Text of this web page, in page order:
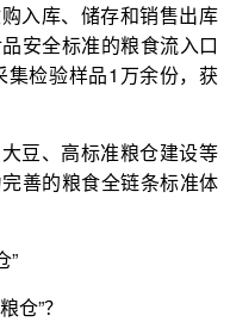
入库、储存和销售出库
安全标准的粮食流入口
检验样品1万余份，获
豆、高标准粮仓建设等
善的粮食全链条标准体
”
仓”？